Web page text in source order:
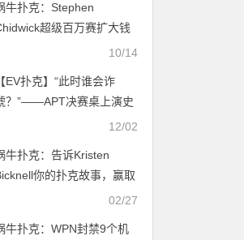
人明日争冠！10k明星挑
赛重磅来袭！
牛扑克：Stephen
超级百万赛扩大钱
10/14
【EV扑克】“此时谁会诈
？”——APT决赛桌上演史
诗级弃牌，坚果顺子竟被吓
12/02
牛扑克：告诉Kristen
你的扑克故事，赢取
02/27
牛扑克：WPN封禁9个机